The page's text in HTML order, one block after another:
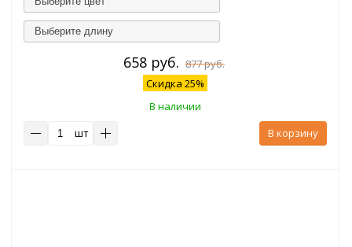
Выберите длину
658 руб. 877 руб.
Скидка 25%
В наличии
шт
В корзину